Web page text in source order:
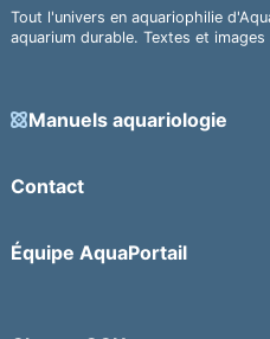
Tout l'univers en aquariophilie
aquarium durable. Textes et
Manuels aquariologie
Contact
Équipe AquaPortail